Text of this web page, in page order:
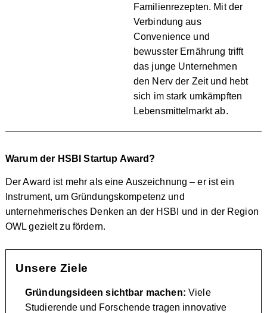
Familienrezepten. Mit der
Verbindung aus
Convenience und
bewusster Ernährung trifft
das junge Unternehmen
den Nerv der Zeit und hebt
sich im stark umkämpften
Lebensmittelmarkt ab.
Warum der HSBI Startup Award?
Der Award ist mehr als eine Auszeichnung – er ist ein
Instrument, um Gründungskompetenz und
unternehmerisches Denken an der HSBI und in der Region
OWL gezielt zu fördern.
Unsere Ziele
Gründungsideen sichtbar machen: Viele
Studierende und Forschende tragen innovative